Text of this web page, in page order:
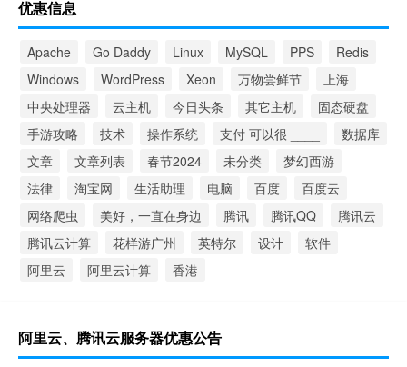
优惠信息
Apache Go Daddy Linux MySQL PPS
Redis
Windows
WordPress Xeon 万物尝鲜节
上海
中央处理器
云主机 今日头条 其它主机
固态硬盘
手游攻略
技术 操作系统 支付 可以很 ____
数据库
文章
文章列表 春节2024 未分类
梦幻西游
法律
淘宝网 生活助理 电脑 百度
百度云
网络爬虫
美好，一直在身边 腾讯 腾讯QQ
腾讯云
腾讯云计算
花样游广州 英特尔 设计
软件
阿里云
阿里云计算 香港
阿里云、腾讯云服务器优惠公告